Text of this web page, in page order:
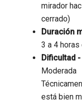
mirador
cerrado)
Duración
3 a 4
Dificultad -
Moderada
está bien